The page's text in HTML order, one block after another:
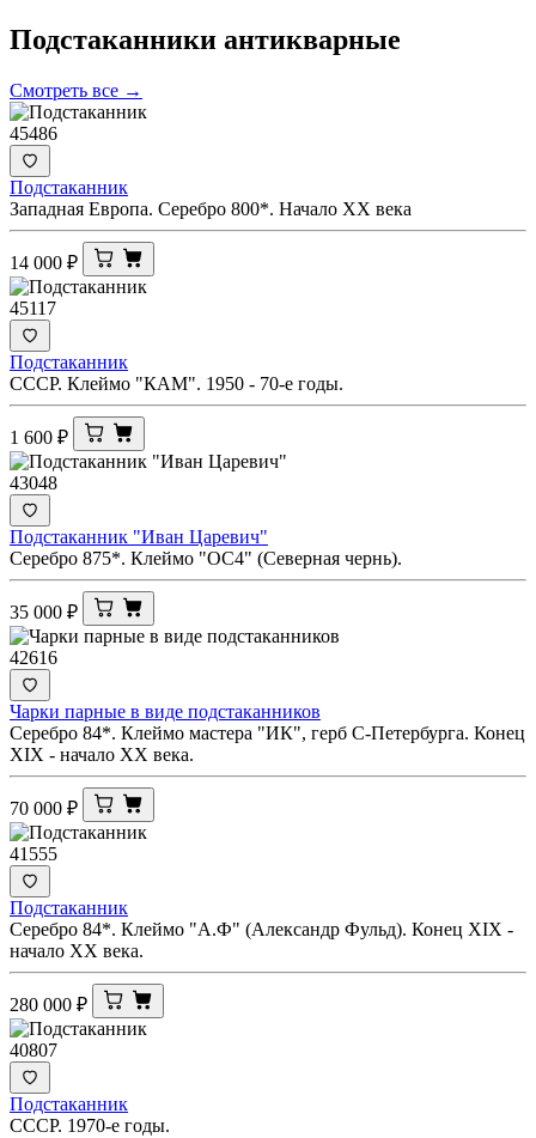
Подстаканники антикварные
Смотреть все →
45486
Подстаканник
Западная Европа. Серебро 800*. Начало XX века
14 000 ₽
45117
Подстаканник
СССР. Клеймо "КАМ". 1950 - 70-е годы.
1 600 ₽
43048
Подстаканник "Иван Царевич"
Серебро 875*. Клеймо "ОС4" (Северная чернь).
35 000 ₽
42616
Чарки парные в виде подстаканников
Серебро 84*. Клеймо мастера "ИК", герб С-Петербурга. Конец
XIX - начало ХХ века.
70 000 ₽
41555
Подстаканник
Серебро 84*. Клеймо "А.Ф" (Александр Фульд). Конец XIX -
начало ХХ века.
280 000 ₽
40807
Подстаканник
СССР. 1970-е годы.